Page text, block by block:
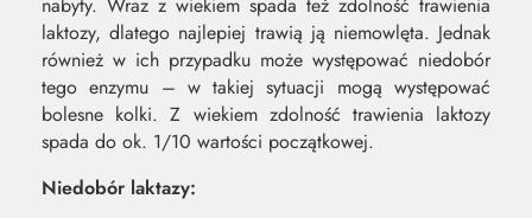
laktozy, dlatego najlepiej trawią ją niemowlęta. Jednak
również w ich przypadku może występować niedobór
tego enzymu – w takiej sytuacji mogą występować
bolesne kolki. Z wiekiem zdolność trawienia laktozy
spada do ok. 1/10 wartości początkowej.
Niedobór laktazy: